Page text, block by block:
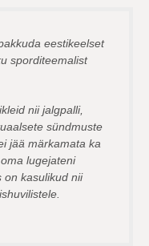
eestikeelset
sporditeemalist
nii jalgpalli,
sündmuste
jää märkamata ka
lugejateni
on kasulikud nii